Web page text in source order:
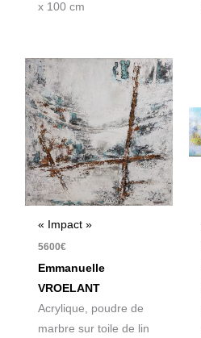
x 100 cm
« Impact »
5600€
Emmanuelle
VROELANT
Acrylique, poudre de
marbre sur toile de lin